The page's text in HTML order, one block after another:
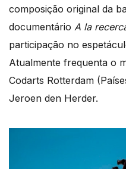
composição original da
documentário A la
participação no
Atualmente frequenta o
Codarts Rotterdam
Jeroen den Herder.